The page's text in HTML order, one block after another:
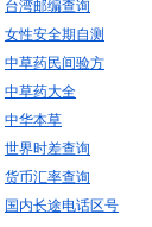
台湾邮编查询
女性安全期自测
中草药民间验方
中草药大全
中华本草
世界时差查询
货币汇率查询
国内长途电话区号